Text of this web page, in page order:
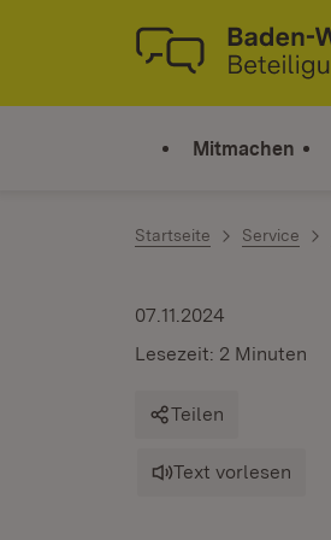
Zum Inhalt springen
Link zur Startseite
Mitmachen
Startseite Service
07.11.2024
Lesezeit: 2 Minuten
Teilen
Text vorlesen